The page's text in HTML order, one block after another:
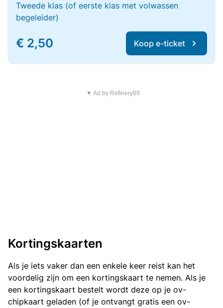
Tweede klas (of eerste klas met volwassen
begeleider)
€ 2,50 Koop e-ticket
▼ Ad by Refinery89
Kortingskaarten
Als je iets vaker dan een enkele keer reist kan het
voordelig zijn om een kortingskaart te nemen. Als je
een kortingskaart bestelt wordt deze op je ov-
chipkaart geladen (of je ontvangt gratis een ov-